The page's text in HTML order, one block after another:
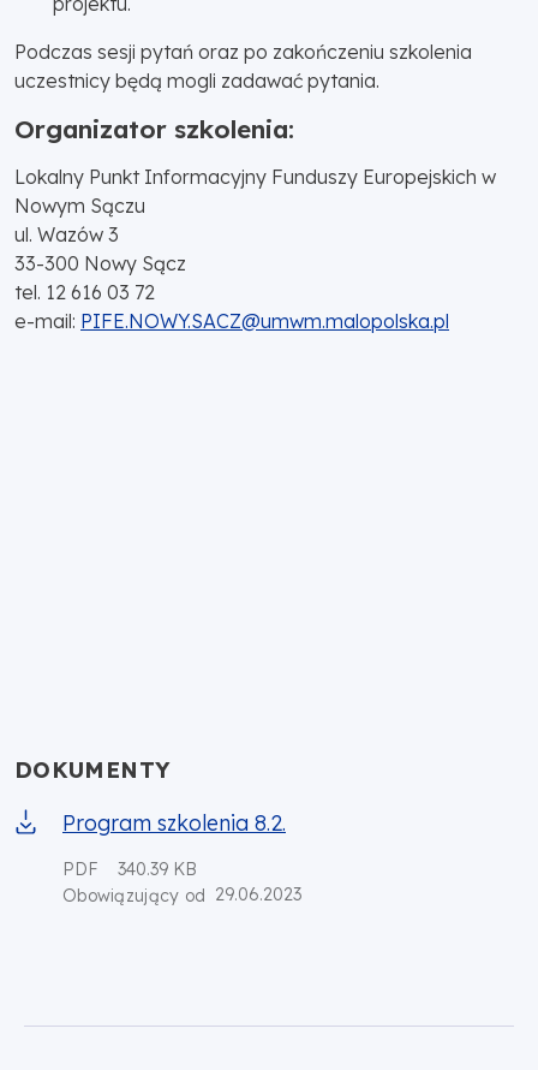
Podczas sesji pytań oraz po zakończeniu szkolenia
uczestnicy będą mogli zadawać pytania.
Organizator szkolenia:
Lokalny Punkt Informacyjny Funduszy Europejskich w
Nowym Sączu
ul. Wazów 3
33-300 Nowy Sącz
tel. 12 616 03 72
e-mail: PIFE.NOWY.SACZ@umwm.malopolska.pl
DOKUMENTY
Program szkolenia 8.2.
PDF
340.39 KB
Obowiązujący od 29.06.2023